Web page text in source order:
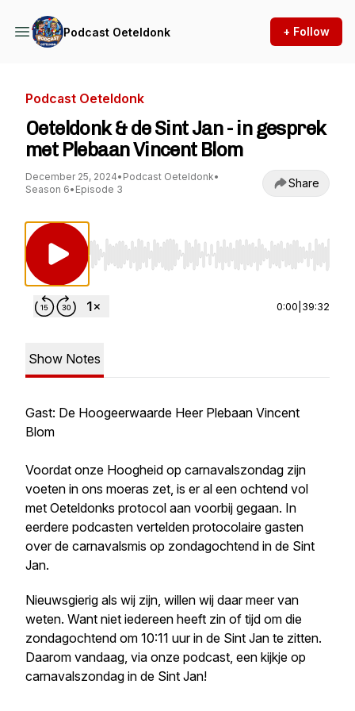
Podcast Oeteldonk + Follow
Podcast Oeteldonk
Oeteldonk & de Sint Jan - in gesprek
met Plebaan Vincent Blom
December 25, 2024• Podcast Oeteldonk•
Season 6• Episode 3 Share
Use Left/Right to seek, Home/End to jump
0:00 39:32
Show Notes
Gast: De Hoogeerwaarde Heer Plebaan Vincent
Blom
Voordat onze Hoogheid op carnavalszondag zijn
voeten in ons moeras zet, is er al een ochtend vol
met Oeteldonks protocol aan voorbij gegaan. In
eerdere podcasten vertelden protocolaire gasten
over de carnavalsmis op zondagochtend in de Sint
Jan.
Nieuwsgierig als wij zijn, willen wij daar meer van
weten. Want niet iedereen heeft zin of tijd om die
zondagochtend om 10:11 uur in de Sint Jan te zitten.
Daarom vandaag, via onze podcast, een kijkje op
carnavalszondag in de Sint Jan!